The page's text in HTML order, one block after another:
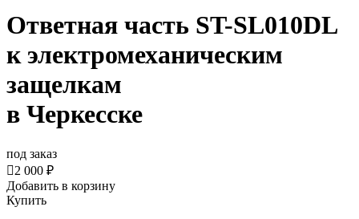
Ответная часть ST-SL010DL
к электромеханическим
защелкам
в Черкесске
под заказ
2 000 ₽
Добавить в корзину
Купить